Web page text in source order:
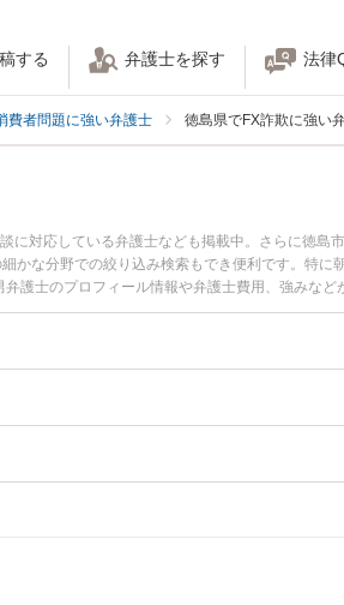
する 弁護士を探す 法律
費者問題に強い弁護士 徳島県でFX詐欺に強い
対応している弁護士なども掲載中。さらに徳島
かな分野での絞り込み検索もでき便利です。特に
護士のプロフィール情報や弁護士費用、強みな
解決の実績豊富な近くの弁護士を検索したい』